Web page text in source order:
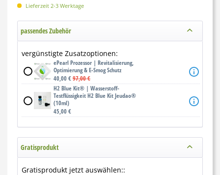
Lieferzeit 2-3 Werktage
passendes Zubehör
vergünstigte Zusatzoptionen:
ePearl Prozessor | Revitalisierung,
Optimierung & E-Smog Schutz
40,00 €97,00 €
H2 Blue Kit® | Wasserstoff-
Testflüssigkeit H2 Blue Kit Jeudao®
(10ml)
45,00 €
Gratisprodukt
Gratisprodukt jetzt auswählen::